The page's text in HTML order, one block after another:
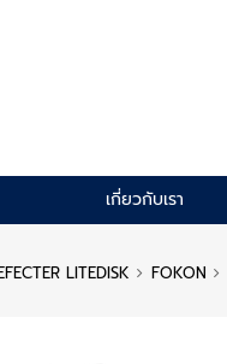
เกี่ยวกับเรา
LITEDISK FOKON